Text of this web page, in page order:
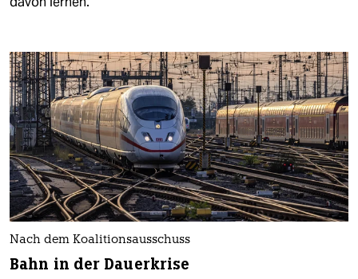
Nach dem Koalitionsausschuss
Bahn in der Dauerkrise